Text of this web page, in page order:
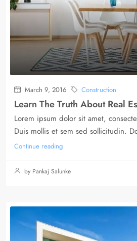
March 9, 2016 Construction
Learn The Truth About Real
Lorem ipsum dolor sit amet,
Duis mollis et sem sed sollicitudin.
Continue reading
by Pankaj Salunke